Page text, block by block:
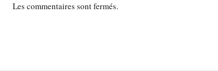
Les commentaires sont fermés.